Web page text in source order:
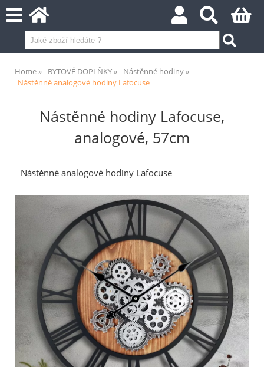
Home BYTOVÉ DOPLŇKY
Nástěnné hodiny
Nástěnné analogové hodiny Lafocuse
Nástěnné hodiny Lafocuse,
analogové, 57cm
Nástěnné analogové hodiny Lafocuse